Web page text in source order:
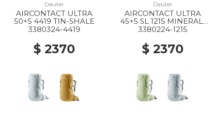
Deuter
AIRCONTACT ULTRA
50+5 4419 TIN-SHALE
3380324-4419
$ 2370
Deuter
AIRCONTACT ULTRA
45+5 SL 1215 MINERAL-
IVY
3380224-1215
$ 2370